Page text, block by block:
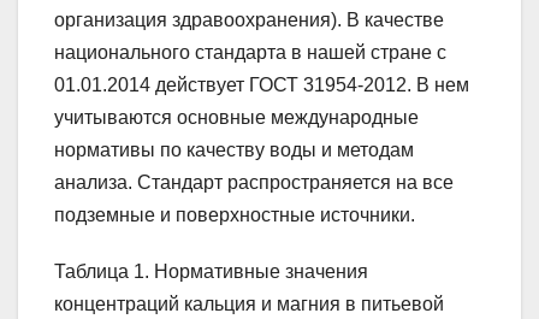
организация здравоохранения). В качестве
национального стандарта в нашей стране с
01.01.2014 действует ГОСТ 31954-2012. В нем
учитываются основные международные
нормативы по качеству воды и методам
анализа. Стандарт распространяется на все
подземные и поверхностные источники.
Таблица 1. Нормативные значения
концентраций кальция и магния в питьевой